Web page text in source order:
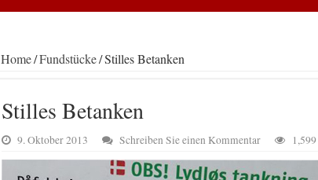
Home/Fundstücke/Stilles Betanken
Stilles Betanken
9. Oktober 2013 Schreiben Sie einen Kommentar